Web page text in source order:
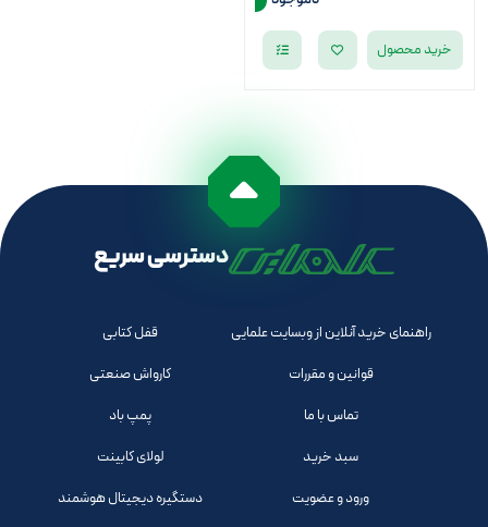
خرید محصول
دسترسی سریع
راهنمای خرید آنلاین از وبسایت علمایی
قوانین و مقررات
تماس با ما
سبد خرید
ورود و عضویت
قفل کتابی
کارواش صنعتی
پمپ باد
لولای کابینت
دستگیره دیجیتال هوشمند